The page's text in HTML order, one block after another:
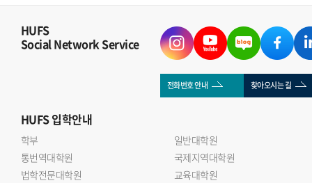
HUFS
Social Network Service
전화번호 안내 찾아오시는 길
HUFS입학안내
학부
일반대학원
통번역대학원
국제지역대학원
법학전문대학원
교육대학원